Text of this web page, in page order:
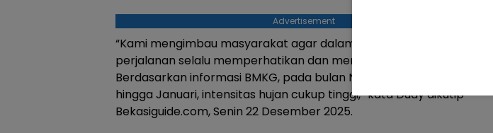
Advertisement
“Kami mengimbau masyarakat agar dalam melaksanakan
perjalanan selalu memperhatikan dan mematuhi kondisi cuaca.
Berdasarkan informasi BMKG, pada bulan November, Desember,
hingga Januari, intensitas hujan cukup tinggi,” kata Dudy dikutip
Bekasiguide.com, Senin 22 Desember 2025.